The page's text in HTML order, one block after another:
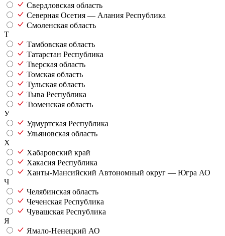
Свердловская область
Северная Осетия — Алания Республика
Смоленская область
Т
Тамбовская область
Татарстан Республика
Тверская область
Томская область
Тульская область
Тыва Республика
Тюменская область
У
Удмуртская Республика
Ульяновская область
Х
Хабаровский край
Хакасия Республика
Ханты-Мансийский Автономный округ — Югра АО
Ч
Челябинская область
Чеченская Республика
Чувашская Республика
Я
Ямало-Ненецкий АО